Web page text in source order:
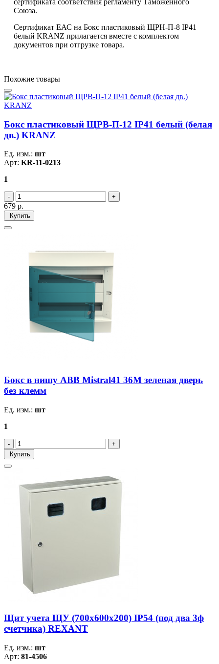
Союза.
Сертификат ЕАС на Бокс пластиковый ЩРН-П-8 IP41
белый KRANZ прилагается вместе с комплектом
документов при отгрузке товара.
Похожие товары
Бокс пластиковый ЩРВ-П-12 IP41 белый (белая
дв.) KRANZ
Ед. изм.: шт
Арт: KR-11-0213
1
679 р.
Купить
Бокс в нишу ABB Mistral41 36М зеленая дверь
без клемм
Ед. изм.: шт
1
Купить
Щит учета ЩУ (700х600х200) IP54 (под два 3ф
счетчика) REXANT
Ед. изм.: шт
Арт: 81-4506